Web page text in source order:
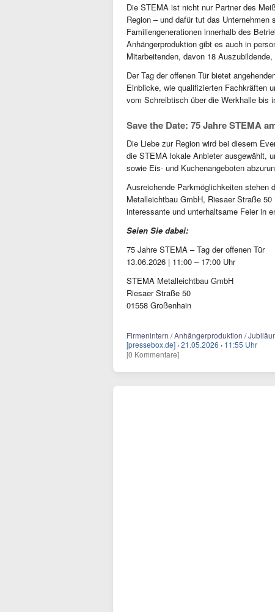
Die STEMA ist nicht nur Partner des
Region – und dafür tut das
Familiengenerationen innerhalb des
Anhängerproduktion gibt es auch in
Mitarbeitenden, davon 18
Der Tag der offenen Tür bietet
Einblicke, wie qualifizierten Fachkräften
vom Schreibtisch über die Werkhalle bis
Save the Date: 75 Jahre STEMA
Die Liebe zur Region wird bei diesem
die STEMA lokale Anbieter ausgewählt,
sowie Eis- und Kuchenangeboten
Ausreichende Parkmöglichkeiten stehen
Metalleichtbau GmbH, Riesaer Straße
interessante und unterhaltsame Feier in
Seien Sie dabei:
75 Jahre STEMA – Tag der offenen Tür
13.06.2026 | 11:00 – 17:00 Uhr
STEMA Metalleichtbau GmbH
Riesaer Straße 50
01558 Großenhain
Firmenintern / Anhängerproduktion /
[pressebox.de] ·21.05.2026 · 11:55 Uhr
[0 Kommentare]